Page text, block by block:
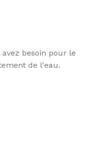
besoin pour le
de l'eau.